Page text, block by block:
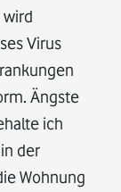
Virus
Ängste
ich
der
Wohnung